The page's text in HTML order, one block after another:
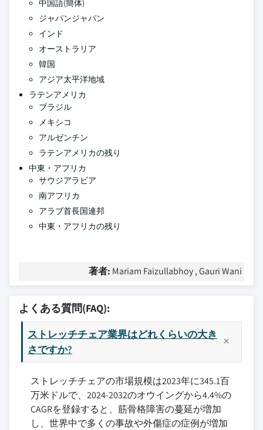
中国語(簡体)
ジャパンジャパン
インド
オーストラリア
韓国
アジア太平洋地域
ラテンアメリカ
ブラジル
メキシコ
アルゼンチン
ラテンアメリカの残り
中東・アフリカ
サウジアラビア
南アフリカ
アラブ首長国連邦
中東・アフリカの残り
著者: Mariam Faizullabhoy , Gauri Wani
よくある質問(FAQ):
ストレッチチェア業界はどれくらいの大き
さですか?
ストレッチチェアの市場規模は2023年に345.1百
万米ドルで、2024-2032のオウイングから4.4%の
CAGRを登録すると、筋骨格障害の蔓延が増加
し、世界中で多くの事故や外傷症の症例が増加